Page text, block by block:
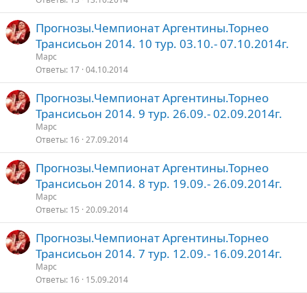
Прогнозы.Чемпионат Аргентины.Торнео
Трансисьон 2014. 10 тур. 03.10.- 07.10.2014г.
Марс
Ответы 17 04.10.2014
Прогнозы.Чемпионат Аргентины.Торнео
Трансисьон 2014. 9 тур. 26.09.- 02.09.2014г.
Марс
Ответы 16 27.09.2014
Прогнозы.Чемпионат Аргентины.Торнео
Трансисьон 2014. 8 тур. 19.09.- 26.09.2014г.
Марс
Ответы 15 20.09.2014
Прогнозы.Чемпионат Аргентины.Торнео
Трансисьон 2014. 7 тур. 12.09.- 16.09.2014г.
Марс
Ответы 16 15.09.2014